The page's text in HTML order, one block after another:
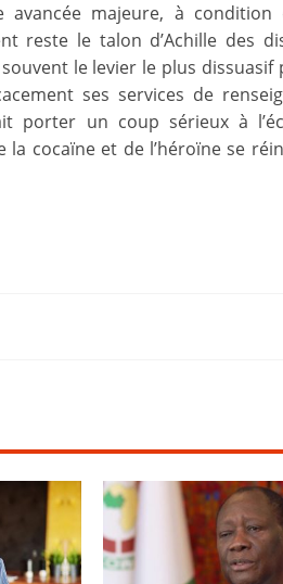
avancée majeure, à condition
reste le talon d’Achille des
le levier le plus dissuasif
ses services de
porter un coup sérieux à
cocaïne et de l’héroïne se